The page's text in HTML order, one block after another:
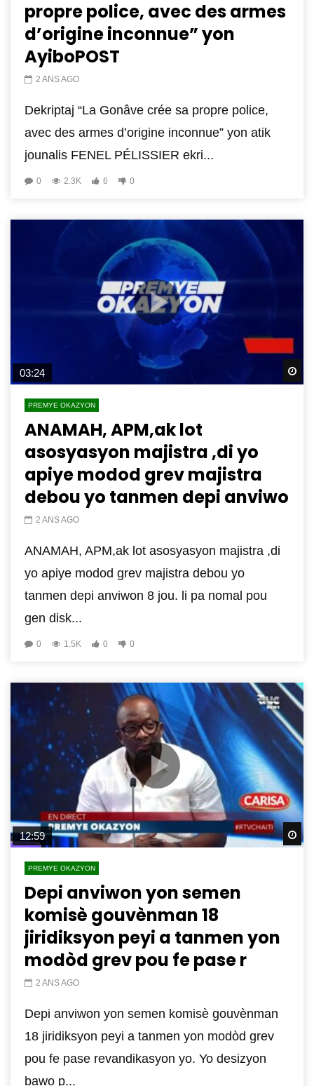
propre police, avec des armes
d’origine inconnue” yon
AyiboPOST
2 ANS AGO
Dekriptaj “La Gonâve crée sa propre police,
avec des armes d’origine inconnue” yon atik
jounalis FENEL PÉLISSIER ekri...
0 2.3K 6 0
03:24
PREMYE OKAZYON
ANAMAH, APM,ak lot
asosyasyon majistra ,di yo
apiye modod grev majistra
debou yo tanmen depi anviwo
2 ANS AGO
ANAMAH, APM,ak lot asosyasyon majistra ,di
yo apiye modod grev majistra debou yo
tanmen depi anviwon 8 jou. li pa nomal pou
gen disk...
0 1.5K 0 0
12:59
PREMYE OKAZYON
Depi anviwon yon semen
komisè gouvènman 18
jiridiksyon peyi a tanmen yon
modòd grev pou fe pase r
2 ANS AGO
Depi anviwon yon semen komisè gouvènman
18 jiridiksyon peyi a tanmen yon modòd grev
pou fe pase revandikasyon yo. Yo desizyon
bawo p...